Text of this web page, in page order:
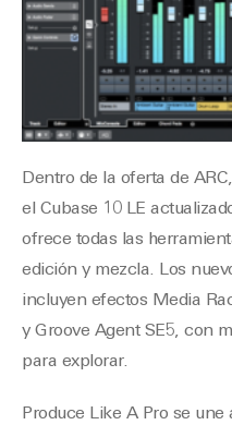
Dentro de la oferta de
el Cubase 10 LE
ofrece todas las
edición y mezcla. Los
incluyen efectos Media
y Groove Agent SE5, con
para explorar.
Produce Like A Pro se